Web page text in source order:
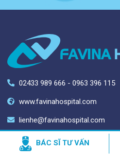
02433 989 666 - 0963 396 115
www.favinahospital.com
lienhe@favinahospital.com
VỀ CHÚNG TÔI
BÁC SĨ TƯ VẤN